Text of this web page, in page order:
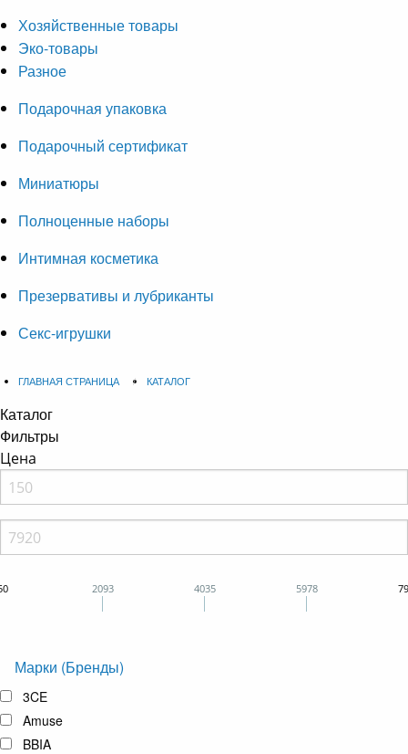
Хозяйственные товары
Эко-товары
Разное
Подарочная упаковка
Подарочный сертификат
Миниатюры
Полноценные наборы
Интимная косметика
Презервативы и лубриканты
Секс-игрушки
ГЛАВНАЯ СТРАНИЦА КАТАЛОГ
Каталог
Фильтры
Цена
2093 4035 5978
Марки (Бренды)
3CE
Amuse
BBIA